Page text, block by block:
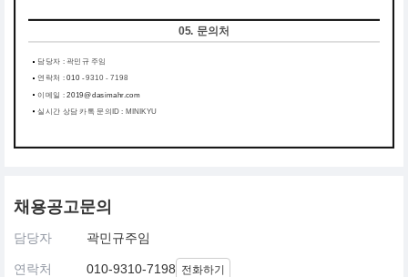
05. 문의처
담당자 : 곽민규 주임
연락처 : 010 -9310 - 7198
이메일 : 2019@dasimahr.com
실시간 상담 카톡 문의ID : MINIKYU
채용공고문의
담당자 곽민규주임
연락처 010-9310-7198 전화하기